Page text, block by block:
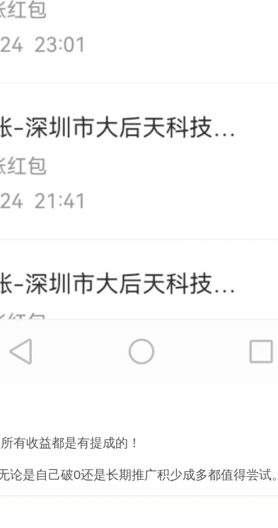
有收益都是有提成的！
论是自己破0还是长期推广积少成多都值得尝试。